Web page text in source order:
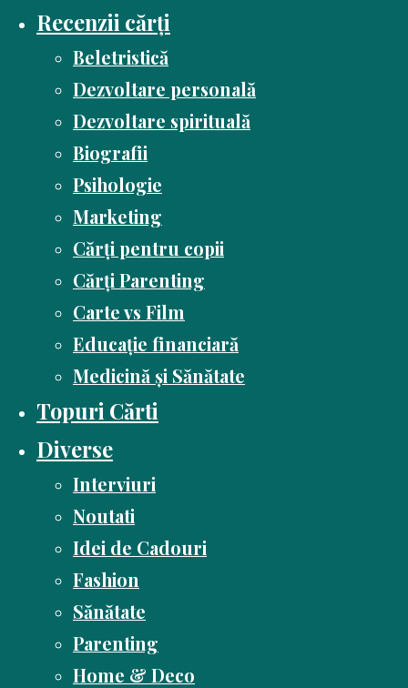
Recenzii cărți
Beletristică
Dezvoltare personală
Dezvoltare spirituală
Biografii
Psihologie
Marketing
Cărți pentru copii
Cărți Parenting
Carte vs Film
Educație financiară
Medicină și Sănătate
Topuri Cărti
Diverse
Interviuri
Noutati
Idei de Cadouri
Fashion
Sănătate
Parenting
Home & Deco